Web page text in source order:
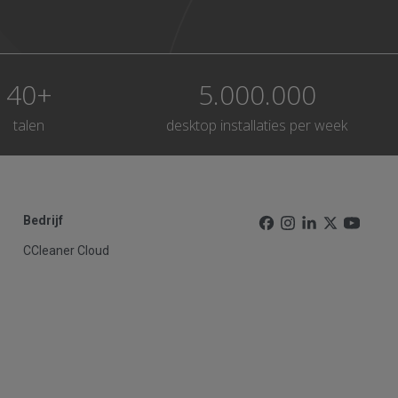
40+
talen
5.000.000
desktop installaties per week
Bedrijf
CCleaner Cloud